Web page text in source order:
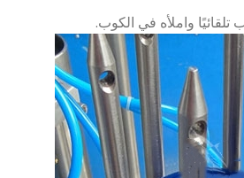
واملأه في الكوب.